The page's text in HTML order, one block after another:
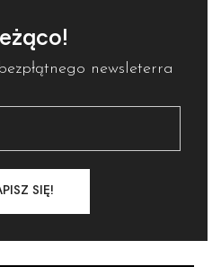
newsleterra
SIĘ!